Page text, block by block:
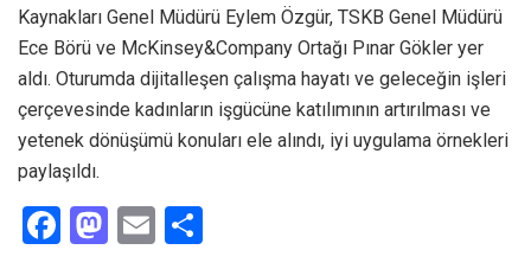
Kaynakları Genel Müdürü Eylem Özgür, TSKB Genel Müdürü
Ece Börü ve McKinsey&Company Ortağı Pınar Gökler yer
aldı. Oturumda dijitalleşen çalışma hayatı ve geleceğin işleri
çerçevesinde kadınların işgücüne katılımının artırılması ve
yetenek dönüşümü konuları ele alındı, iyi uygulama örnekleri
paylaşıldı.
F
M
E